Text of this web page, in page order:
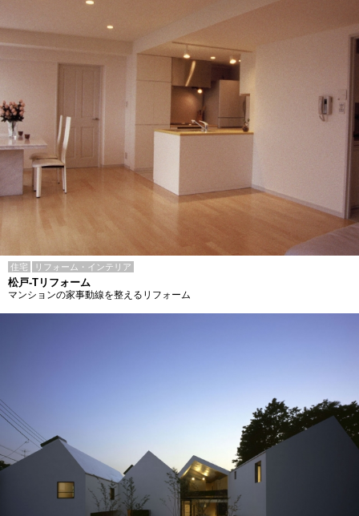
住宅 リフォーム・インテリア
松戸-Tリフォーム
マンションの家事動線を整えるリフォーム